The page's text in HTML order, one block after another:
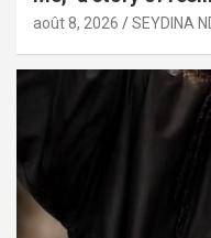
août 8, 2026 SEYDINA